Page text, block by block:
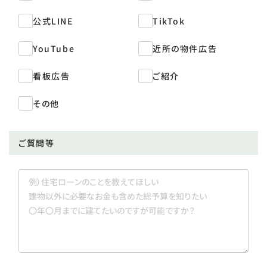
公式LINE TikTok
YouTube 近所の物件広告
看板広告 ご紹介
その他
ご質問等